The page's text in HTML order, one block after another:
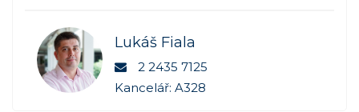
Lukáš Fiala
2 2435 7125
Kancelář: A328